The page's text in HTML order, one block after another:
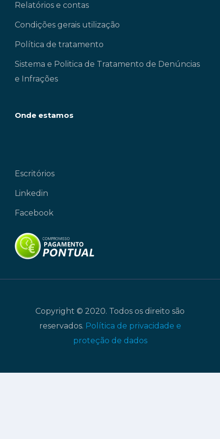
Relatórios e contas
Condições gerais utilização
Política de tratamento
Sistema e Politica de Tratamento de Denúncias
e Infrações
Onde estamos
Escritórios
Linkedin
Facebook
Copyright © 2020. Todos os direito são
reservados. Política de privacidade e
proteção de dados